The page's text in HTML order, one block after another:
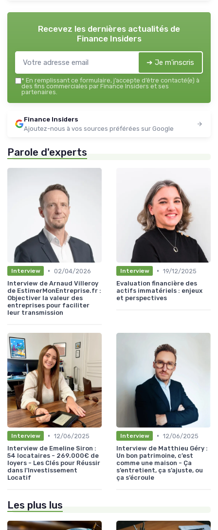
Recevez les dernières actualités de
Finance Insiders
➔ Je m'inscris
* En remplissant ce formulaire, j’accepte d’être contacté(e) à
des fins commerciales par Finance Insiders et ses
partenaires.
Finance Insiders
Ajoutez-nous à vos sources préférées sur Google
Parole d'experts
Interview • 02/04/2026
Interview de Arnaud Villeroy
de EstimerMonEntreprise.fr :
Objectiver la valeur des
entreprises pour faciliter
leur transmission
Interview • 19/12/2025
Evaluation financière des
actifs immatériels : enjeux
et perspectives
Interview • 12/06/2025
Interview de Emeline Siron :
54 locataires - 269.000€ de
loyers - Les Clés pour Réussir
dans l'Investissement
Locatif
Interview • 12/06/2025
Interview de Matthieu Géry :
Un bon patrimoine, c’est
comme une maison - Ça
s’entretient, ça s’ajuste, ou
ça s’écroule
Les plus lus